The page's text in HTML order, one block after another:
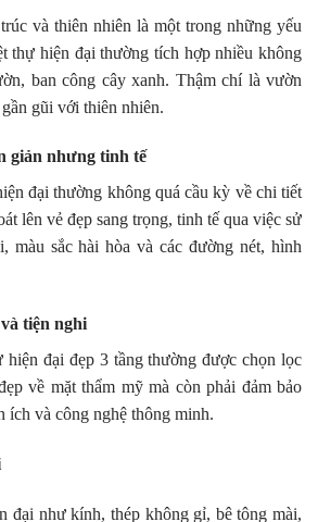
và thiên nhiên là một trong những yếu
thự hiện đại thường tích hợp nhiều không
ban công cây xanh. Thậm chí là vườn
gũi với thiên nhiên.
giản nhưng tinh tế
đại thường không quá cầu kỳ về chi tiết
lên vẻ đẹp sang trọng, tinh tế qua việc sử
màu sắc hài hòa và các đường nét, hình
tiện nghi
hiện đại đẹp 3 tầng thường được chọn lọc
về mặt thẩm mỹ mà còn phải đảm bảo
ích và công nghệ thông minh.
đại như kính, thép không gỉ, bê tông mài,